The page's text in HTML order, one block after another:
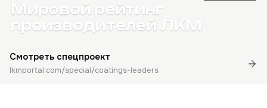
Мировой рейтинг
производителей ЛКМ
Смотреть спецпроект
lkmportal.com/special/coatings-leaders